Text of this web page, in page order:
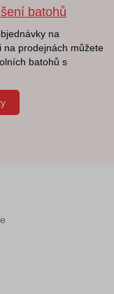
batohů
na
na prodejnách můžete
batohů s